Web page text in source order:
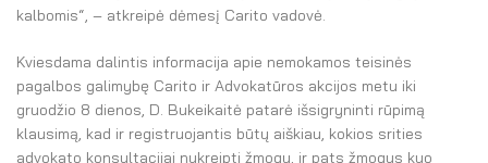
kalbomis“, – atkreipė dėmesį Carito vadovė.
Kviesdama dalintis informacija apie nemokamos teisinės
pagalbos galimybę Carito ir Advokatūros akcijos metu iki
gruodžio 8 dienos, D. Bukeikaitė patarė išsigryninti rūpimą
klausimą, kad ir registruojantis būtų aiškiau, kokios srities
advokato konsultacijai nukreipti žmogų, ir pats žmogus kuo